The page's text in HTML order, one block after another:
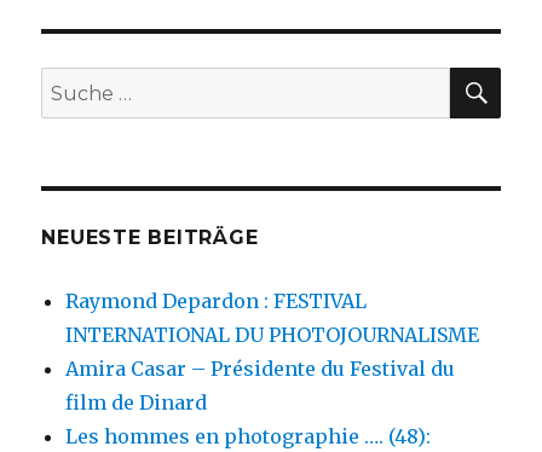
Suche
nach:
NEUESTE BEITRÄGE
Raymond Depardon : FESTIVAL
INTERNATIONAL DU PHOTOJOURNALISME
Amira Casar – Présidente du Festival du
film de Dinard
Les hommes en photographie …. (48):